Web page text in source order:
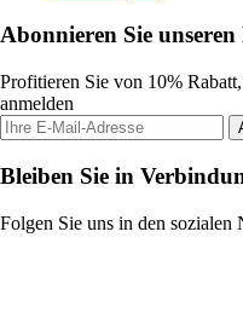
Abonnieren Sie unseren
Profitieren Sie von 10%
anmelden
Bleiben Sie in
Folgen Sie uns in den sozialen